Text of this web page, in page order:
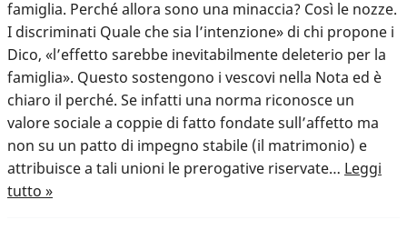
famiglia. Perché allora sono una minaccia? Così le nozze.
I discriminati Quale che sia l’intenzione» di chi propone i
Dico, «l’effetto sarebbe inevitabilmente deleterio per la
famiglia». Questo sostengono i vescovi nella Nota ed è
chiaro il perché. Se infatti una norma riconosce un
valore sociale a coppie di fatto fondate sull’affetto ma
non su un patto di impegno stabile (il matrimonio) e
attribuisce a tali unioni le prerogative riservate… Leggi
tutto »